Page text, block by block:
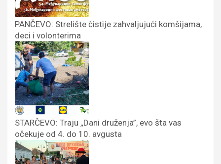
PANČEVO: Strelište čistije zahvaljujući komšijama,
deci i volonterima
STARČEVO: Traju „Dani druženja”, evo šta vas
očekuje od 4. do 10. avgusta